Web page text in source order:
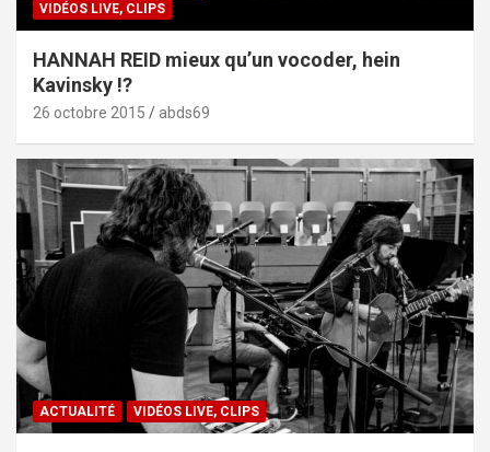
VIDÉOS LIVE, CLIPS
HANNAH REID mieux qu’un vocoder, hein
Kavinsky !?
26 octobre 2015 abds69
ACTUALITÉ VIDÉOS LIVE, CLIPS